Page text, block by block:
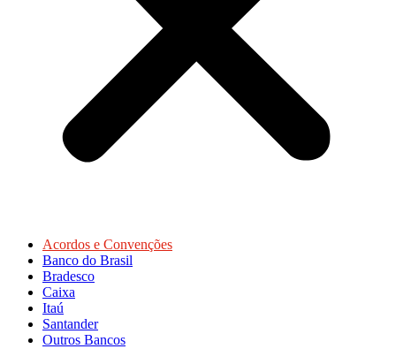
Acordos e Convenções
Banco do Brasil
Bradesco
Caixa
Itaú
Santander
Outros Bancos